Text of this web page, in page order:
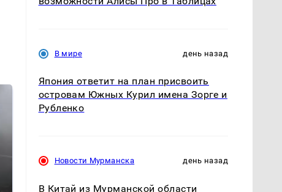
В мире день назад
Япония ответит на план присвоить
островам Южных Курил имена Зорге и
Рубленко
Новости Мурманска день назад
В Китай из Мурманской области